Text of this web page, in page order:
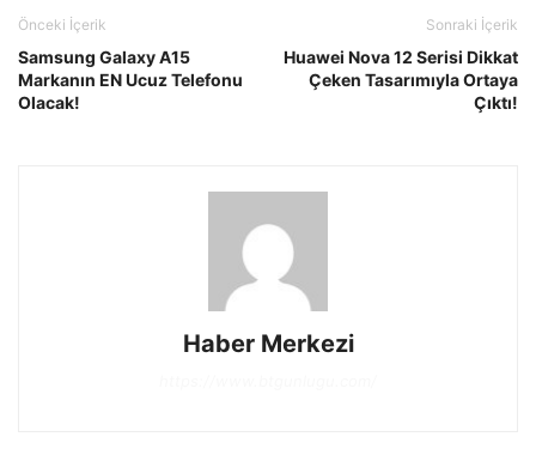
Önceki İçerik
Samsung Galaxy A15
Markanın EN Ucuz Telefonu
Olacak!
Sonraki İçerik
Huawei Nova 12 Serisi Dikkat
Çeken Tasarımıyla Ortaya
Çıktı!
Haber Merkezi